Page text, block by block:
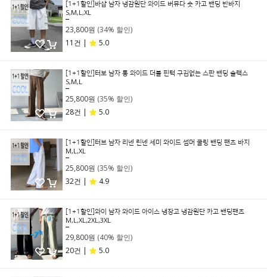
[1+1할인]바샵 남자 냉감원단 와이드 버뮤다 숏 카고 밴딩 반바지
S,M,L,XL
23,800원 (34% 할인)
11건 |
5.0
[1+1할인]터보 남자 롱 와이드 더블 핀턱 구김없는 스판 밴딩 슬랙스
S,M,L
25,800원 (35% 할인)
28건 |
5.0
[1+1할인]터브 남자 리넨 린넨 세미 와이드 썸머 쿨링 밴딩 팬츠 바지
M,L,XL
25,800원 (35% 할인)
32건 |
4.9
[1+1할인]와이 남자 와이드 아이스 냉장고 냉감원단 카고 밴딩팬츠
M,L,XL,2XL,3XL
29,800원 (40% 할인)
20건 |
5.0